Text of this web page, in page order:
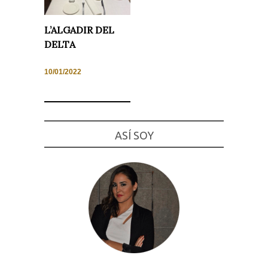
L’ALGADIR DEL
DELTA
10/01/2022
ASÍ SOY
Estadísticas